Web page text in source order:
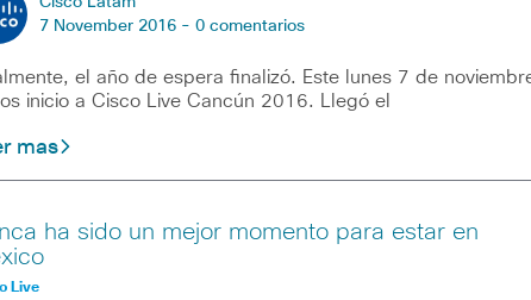
7 November 2016 - 0 comentarios
el año de espera finalizó. Este lunes 7 de
inicio a Cisco Live Cancún 2016. Llegó el
mas
ha sido un mejor momento para estar en
Live